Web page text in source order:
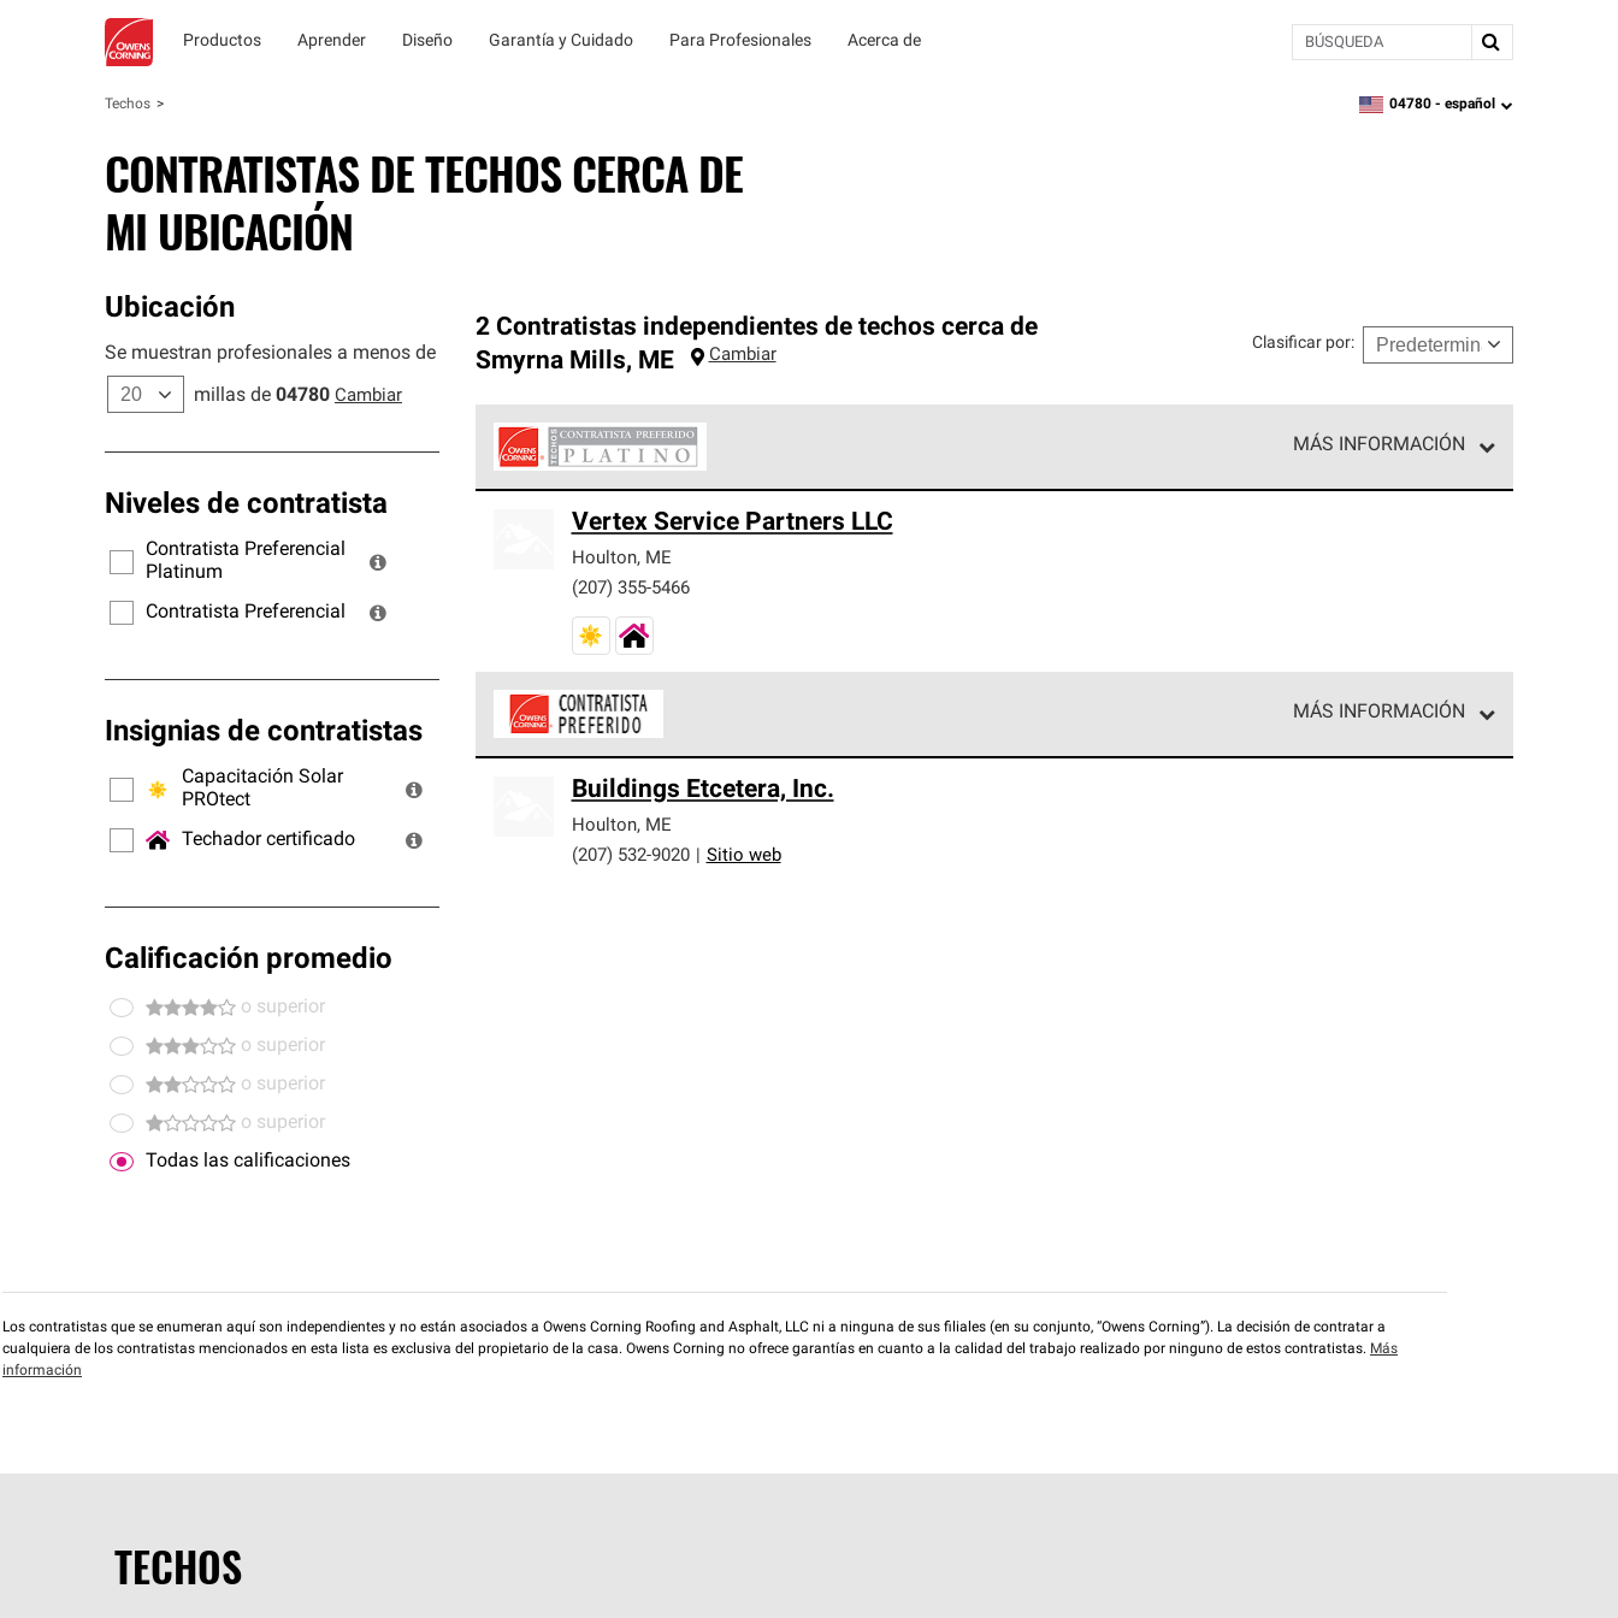
Productos Aprender Diseño Garantía y Cuidado Para Profesionales Acerca de BÚSQUEDA
Techos zipcode,language
04780 - español
CONTRATISTAS DE TECHOS CERCA DE
MI UBICACIÓN
Ubicación
Se muestran profesionales a menos de
millas de 04780 Cambiar
Niveles de contratista
Contratista Preferencial
Platinum
Contratista Preferencial
Insignias de contratistas
Capacitación Solar
PROtect
Techador certificado
Calificación promedio
o superior
o superior
o superior
o superior
Todas las calificaciones
2 Contratistas independientes de techos cerca de
Smyrna Mills, ME Cambiar
Clasificar por:
MÁS INFORMACIÓN
cumplen con estándares estrictos de profesionalismo, confiabilidad y destreza incomparable. Solo ellos pueden
ofrecer nuestra mejor garantía de sistemas de techos.
Vertex Service Partners LLC
Houlton, ME
(207) 355-5466
MÁS INFORMACIÓN
cumplen con altos estándares y requisitos estrictos de profesionalismo y confiabilidad.
Buildings Etcetera, Inc.
Houlton, ME
(207) 532-9020
Sitio web
Los contratistas que se enumeran aquí son independientes y no están asociados a Owens Corning Roofing and Asphalt, LLC ni a ninguna de sus filiales (en su conjunto, “Owens Corning”). La decisión de contratar a
cualquiera de los contratistas mencionados en esta lista es exclusiva del propietario de la casa. Owens Corning no ofrece garantías en cuanto a la calidad del trabajo realizado por ninguno de estos contratistas. Más
información
TECHOS